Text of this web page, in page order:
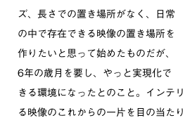
ズ、長さでの置き場所がなく、日常
の中で存在できる映像の置き場所を
作りたいと思って始めたものだが、
6年の歳月を要し、やっと実現化で
きる環境になったとのこと。インテ
る映像のこれからの一片を目の当たり